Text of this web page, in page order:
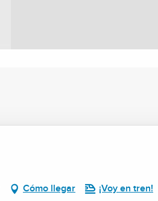
Cómo llegar ¡Voy en tren!